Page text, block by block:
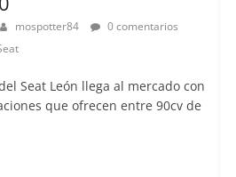
mospotter84
0 comentarios
Seat León llega al mercado con
que ofrecen entre 90cv de